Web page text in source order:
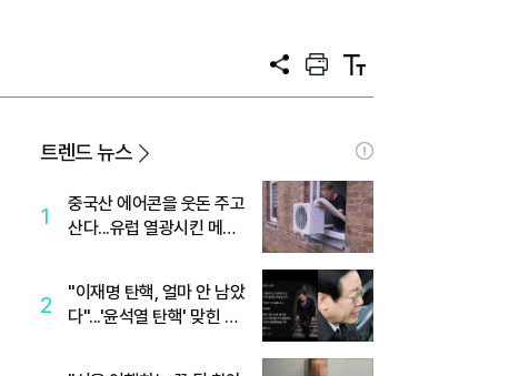
공
프
트
텍
트
트렌드 뉴스
1
중국산 에어콘을 웃돈 주고
산다...유럽 열광시킨 메이
2
"이재명 탄핵, 얼마 안 남았
다"...'윤석열 탄핵' 맞힌 무